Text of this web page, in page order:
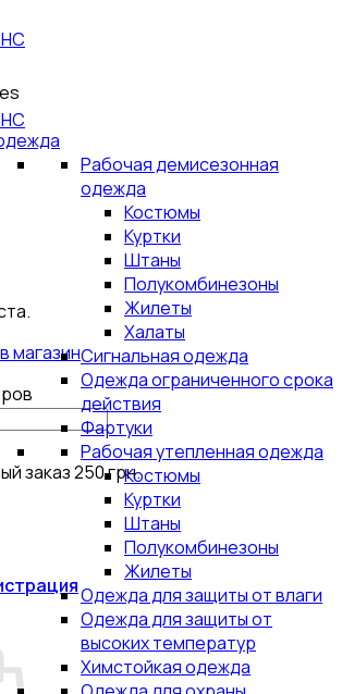
магазин
заказ250 грн.
Рабочая демисезонная
одежда
Костюмы
Куртки
Штаны
Полукомбинезоны
Жилеты
Халаты
Сигнальная одежда
Одежда ограниченного срока
действия
Фартуки
Рабочая утепленная одежда
Костюмы
Куртки
Штаны
Полукомбинезоны
Жилеты
Одежда для защиты от влаги
Одежда для защиты от
высоких температур
Химстойкая одежда